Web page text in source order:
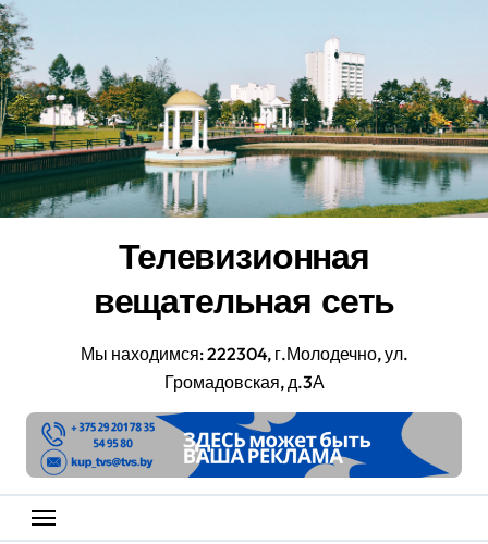
Перейти
к
содержанию
Телевизионная
вещательная сеть
Мы находимся: 222304, г.Молодечно, ул.
Громадовская, д.3А